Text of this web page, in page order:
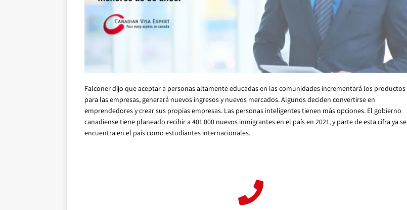
Falconer dijo que aceptar a personas altamente educadas en las comunidades incrementará los productos
para las empresas, generará nuevos ingresos y nuevos mercados. Algunos deciden convertirse en
emprendedores y crear sus propias empresas. Las personas inteligentes tienen más opciones. El gobierno
canadiense tiene planeado recibir a 401.000 nuevos inmigrantes en el país en 2021, y parte de esta cifra ya se
encuentra en el país como estudiantes internacionales.